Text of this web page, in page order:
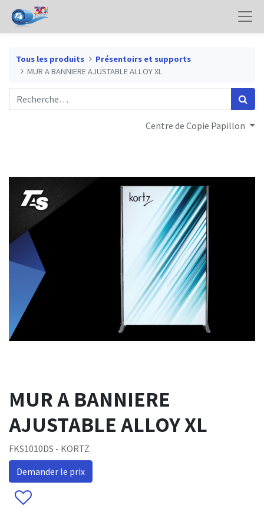
Tous les produits
Présentoirs et supports
MUR A BANNIERE AJUSTABLE ALLOY XL
Centre de Copie Papillon
MUR A BANNIERE
AJUSTABLE ALLOY XL
FKS1010DS - KORTZ
Demander le prix